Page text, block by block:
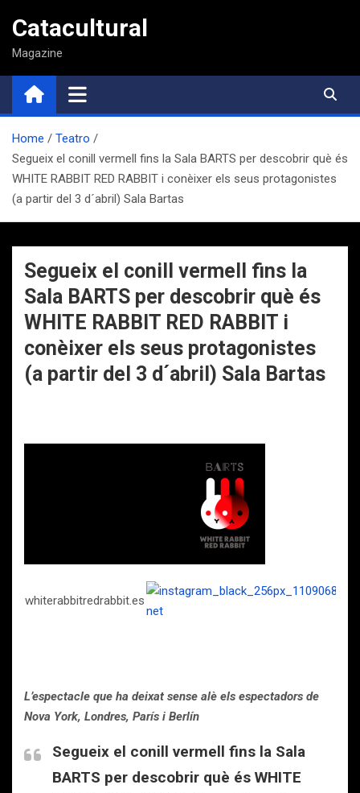
contenido
Catacultural
Magazine
Home
Teatro
Segueix el conill vermell fins la Sala BARTS per descobrir què és
WHITE RABBIT RED RABBIT i conèixer els seus protagonistes
(a partir del 3 d´abril) Sala Bartas
Segueix el conill vermell fins la
Sala BARTS per descobrir què és
WHITE RABBIT RED RABBIT i
conèixer els seus protagonistes
(a partir del 3 d´abril) Sala Bartas
whiterabbitredrabbit.es
L’espectacle que ha deixat sense alè els espectadors de
Nova York, Londres, París i Berlín
Segueix el conill vermell fins la Sala
BARTS per descobrir què és WHITE